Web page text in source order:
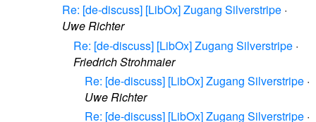
Re: [de-discuss] [LibOx] Zugang Silverstripe ·
Uwe Richter
Re: [de-discuss] [LibOx] Zugang Silverstripe ·
Friedrich Strohmaier
Re: [de-discuss] [LibOx] Zugang Silverstripe ·
Uwe Richter
Re: [de-discuss] [LibOx] Zugang Silverstripe ·